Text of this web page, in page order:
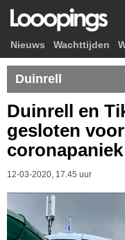
Nieuws Wachttijden
Duinrell
Duinrell en
gesloten
coronapaniek
12-03-2020, 17.45 uur